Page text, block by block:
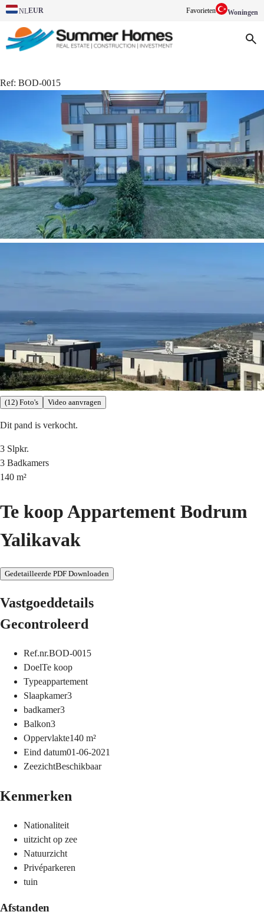
NLEUR Favorieten Woningen
Ref: BOD-0015
(12) Foto's Video aanvragen
Dit pand is verkocht.
3 Slpkr.
3 Badkamers
140 m²
Te koop Appartement Bodrum
Yalikavak
Gedetailleerde PDF Downloaden
Vastgoeddetails
Gecontroleerd
Ref.nr.BOD-0015
DoelTe koop
Typeappartement
Slaapkamer3
badkamer3
Balkon3
Oppervlakte140 m²
Eind datum01-06-2021
ZeezichtBeschikbaar
Kenmerken
Nationaliteit
uitzicht op zee
Natuurzicht
Privéparkeren
tuin
Afstanden